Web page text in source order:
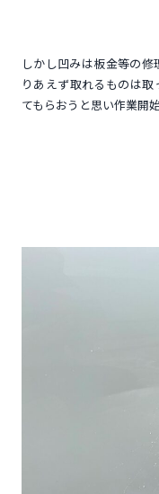
しかし凹みは板金等の
りあえず取れるものは
てもらおうと思い作業開始